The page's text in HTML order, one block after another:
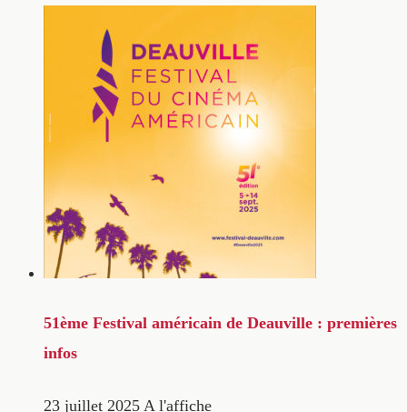
51ème Festival américain de Deauville : premières
infos
23 juillet 2025 A l'affiche